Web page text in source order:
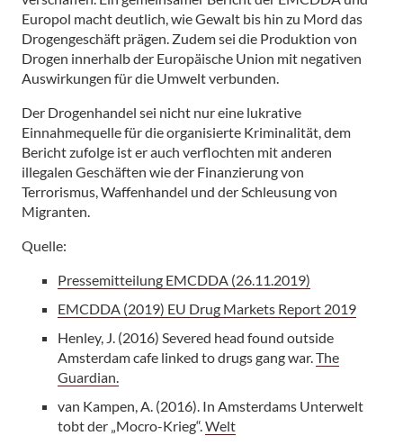
Europol macht deutlich, wie Gewalt bis hin zu Mord das
Drogengeschäft prägen. Zudem sei die Produktion von
Drogen innerhalb der Europäische Union mit negativen
Auswirkungen für die Umwelt verbunden.
Der Drogenhandel sei nicht nur eine lukrative
Einnahmequelle für die organisierte Kriminalität, dem
Bericht zufolge ist er auch verflochten mit anderen
illegalen Geschäften wie der Finanzierung von
Terrorismus, Waffenhandel und der Schleusung von
Migranten.
Quelle:
Pressemitteilung EMCDDA (26.11.2019)
EMCDDA (2019) EU Drug Markets Report 2019
Henley, J. (2016) Severed head found outside
Amsterdam cafe linked to drugs gang war.The
Guardian.
van Kampen, A. (2016). In Amsterdams Unterwelt
tobt der „Mocro-Krieg“.Welt